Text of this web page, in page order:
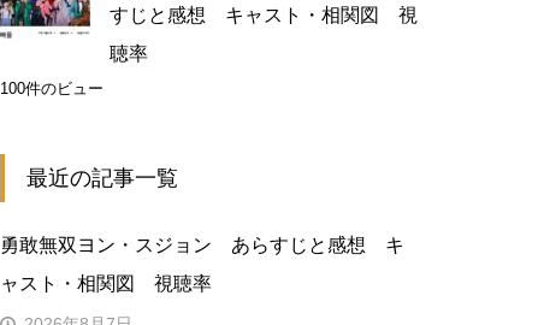
すじと感想 キャスト・相関図 視
聴率
100件のビュー
最近の記事一覧
勇敢無双ヨン・スジョン あらすじと感想 キ
ャスト・相関図 視聴率